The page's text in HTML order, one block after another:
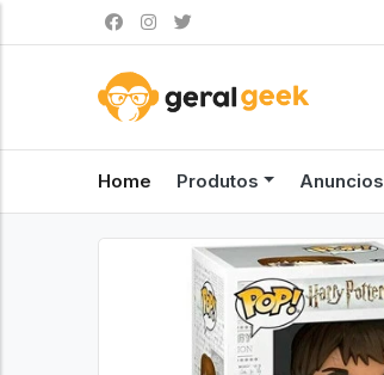
Home Produtos Anuncios